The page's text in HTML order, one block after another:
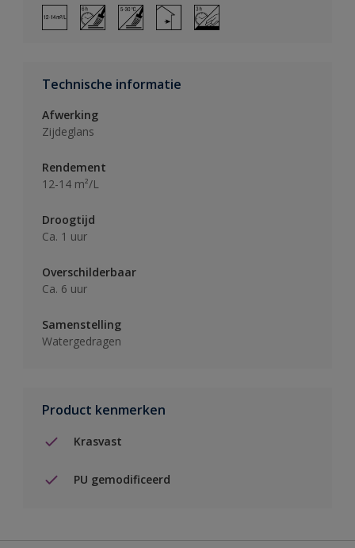
Technische informatie
Afwerking
Zijdeglans
Rendement
12-14 m²/L
Droogtijd
Ca. 1 uur
Overschilderbaar
Ca. 6 uur
Samenstelling
Watergedragen
Product kenmerken
Krasvast
PU gemodificeerd